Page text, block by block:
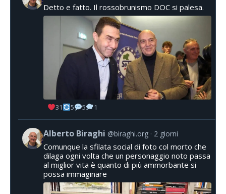
Detto e fatto. Il rossobrunismo DOC si palesa.
31 5 5 1
Alberto Biraghi @biraghi.org 2 giorni
Comunque la sfilata social di foto col morto che
dilaga ogni volta che un personaggio noto passa
al miglior vita è quanto di più ammorbante si
possa immaginare